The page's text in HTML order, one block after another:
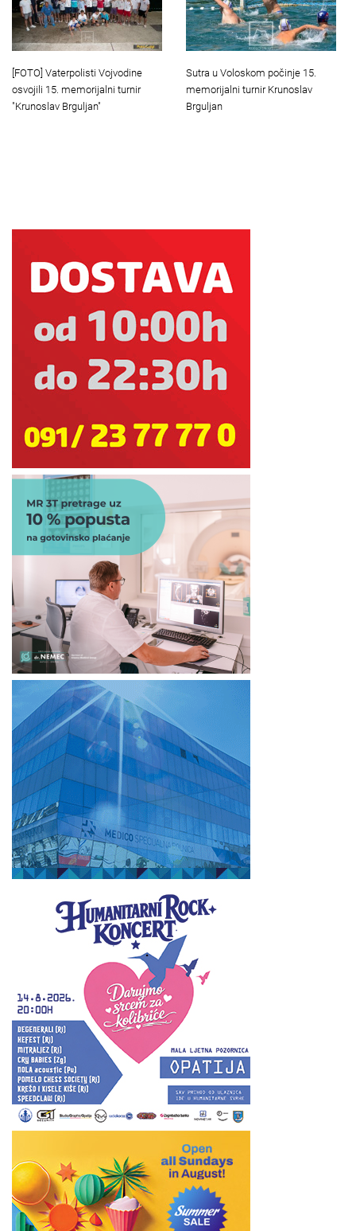
[FOTO] Vaterpolisti Vojvodine
osvojili 15. memorijalni turnir
"Krunoslav Brguljan"
Sutra u Voloskom počinje 15.
memorijalni turnir Krunoslav
Brguljan